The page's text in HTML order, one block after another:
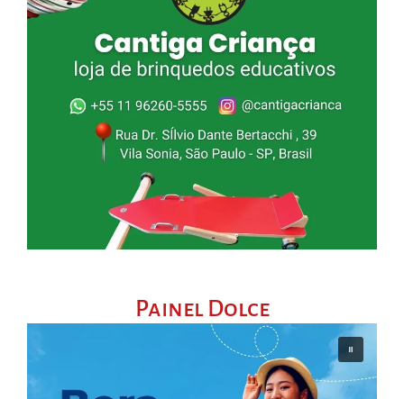
Painel Dolce